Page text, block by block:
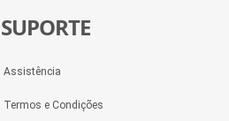
SUPORTE
Assistência
Termos e Condições